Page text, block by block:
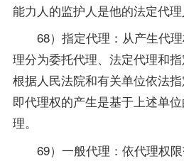
能力人的监护人是他的法定代理
68）指定代理：从产生代理
理分为委托代理、法定代理和
根据人民法院和有关单位依法指
即代理权的产生是基于上述单
理。
69）一般代理：依代理权限